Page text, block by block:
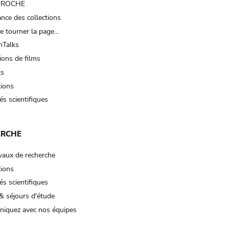
des collections
tourner la page…
de films
scientifiques
de recherche
scientifiques
séjours d'étude
avec nos équipes